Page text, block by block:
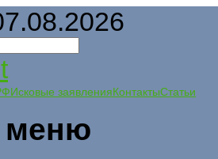
Исковые заявленияКонтактыСтатьи
меню